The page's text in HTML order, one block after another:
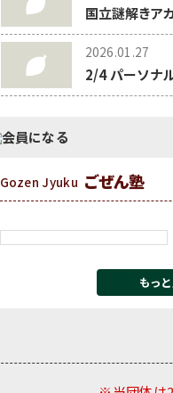
国立謎解きア
2026.01.27
2/4 パーソナ
Gozen Jyuku ごぜん塾
もっ